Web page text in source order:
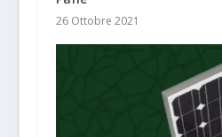
26 Ottobre 2021